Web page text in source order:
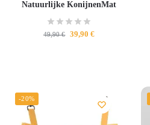
Natuurlijke KonijnenMat
49,90€ 39,90 €
-20%